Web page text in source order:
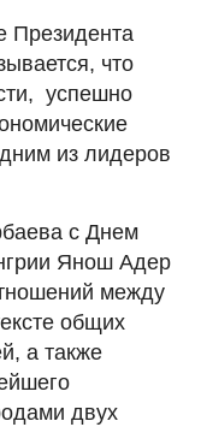
Президента
что
успешно
из лидеров
с Днем
Янош Адер
между
общих
а также
двух